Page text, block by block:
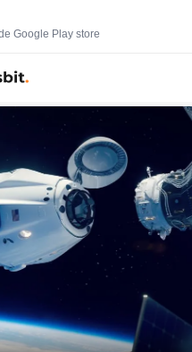
Google Play store